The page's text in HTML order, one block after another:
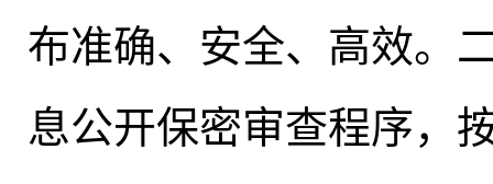
布准确、安全、高效。
息公开保密审查程序，